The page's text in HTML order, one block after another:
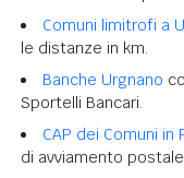
Comuni limitrofi a
le distanze in km.
Banche Urgnano
Sportelli Bancari.
CAP dei Comuni in
di avviamento